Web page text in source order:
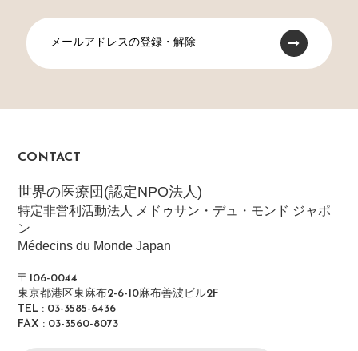
メールアドレスの登録・解除
CONTACT
世界の医療団(認定NPO法人)
特定非営利活動法人 メドゥサン・デュ・モンド ジャポ
ン
Médecins du Monde Japan
〒106-0044
東京都港区東麻布2-6-10麻布善波ビル2F
TEL : 03-3585-6436
FAX : 03-3560-8073